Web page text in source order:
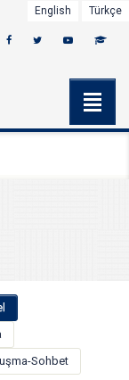
English Türkçe
Sohbet